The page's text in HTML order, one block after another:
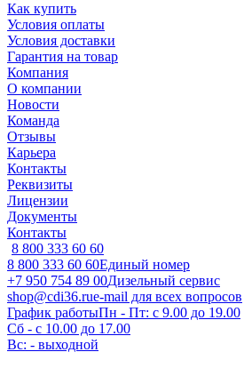
Как купить
Условия оплаты
Условия доставки
Гарантия на товар
Компания
О компании
Новости
Команда
Отзывы
Карьера
Контакты
Реквизиты
Лицензии
Документы
Контакты
8 800 333 60 60
8 800 333 60 60Единый номер
+7 950 754 89 00Дизельный сервис
shop@cdi36.rue-mail для всех вопросов
График работыПн - Пт: с 9.00 до 19.00
Сб - с 10.00 до 17.00
Вс: - выходной